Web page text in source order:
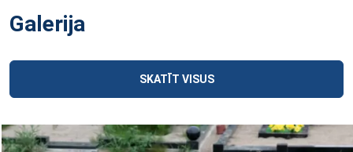
Galerija
SKATĪT VISUS